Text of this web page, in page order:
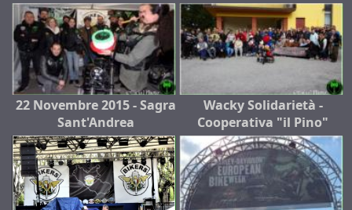
22 Novembre 2015 - Sagra
Sant'Andrea
Wacky Solidarietà -
Cooperativa "il Pino"